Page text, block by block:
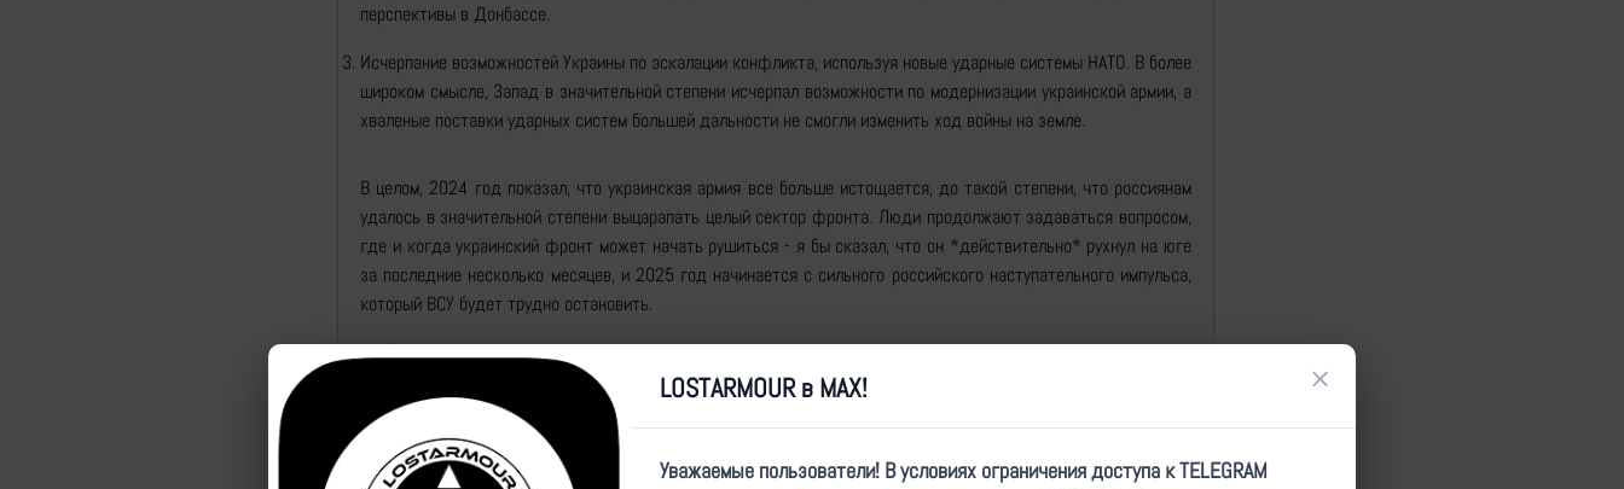
перспективы в Донбассе.
Исчерпание возможностей Украины по эскалации конфликта, используя новые ударные системы НАТО. В более
широком смысле, Запад в значительной степени исчерпал возможности по модернизации украинской армии, а
хваленые поставки ударных систем большей дальности не смогли изменить ход войны на земле.
В целом, 2024 год показал, что украинская армия все больше истощается, до такой степени, что россиянам
удалось в значительной степени выцарапать целый сектор фронта. Люди продолжают задаваться вопросом,
где и когда украинский фронт может начать рушиться - я бы сказал, что он *действительно* рухнул на юге
за последние несколько месяцев, и 2025 год начинается с сильного российского наступательного импульса,
который ВСУ будет трудно остановить.
Обрушение фронта на Южнодонецком направлении
Что сразу бросается в глаза в событиях на фронте в 2024 году, так это заметное смещение осей боевых
действий, которые были ареной наиболее интенсивных боев в первые два года войны. В некотором смысле,
эта война видела, как каждый из ее фронтов активировался последовательно, один за другим.
LOSTARMOUR в MAX! ×
Уважаемые пользователи! В условиях ограничения доступа к TELEGRAM